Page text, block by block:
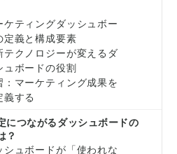
ケティングダッシュボー
定義と構成要素
テクノロジーが変えるダ
ュボードの役割
：マーケティング成果を
義する
につながるダッシュボードの
？
シュボードが「使われな